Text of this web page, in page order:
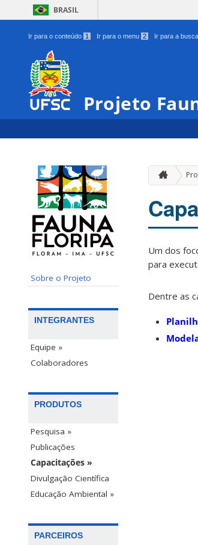
BRASIL
Ir para o conteúdo 1 Ir para o menu 2 Ir para a busca
Projeto
Sobre o Projeto
INTEGRANTES
Equipe »
Colaboradores
PRODUTOS
Pesquisa »
Publicações
Capacitações »
Divulgação Científica
Educação Ambiental »
PARCEIROS
Um dos
para
Dentre as